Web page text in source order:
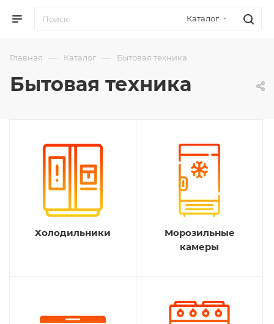
Каталог
Главная — Каталог — Бытовая техника
Бытовая техника
Холодильники
Морозильные
камеры